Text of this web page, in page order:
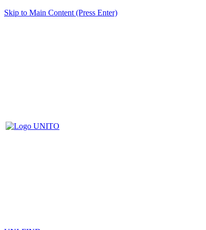
Skip to Main Content (Press Enter)